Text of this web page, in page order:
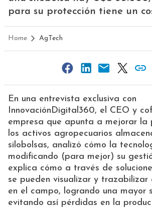
para su protección tiene un
Home AgTech
En una entrevista exclusiva con
InnovaciónDigital360, el CEO y
empresa que apunta a mejorar la
los activos agropecuarios
silobolsas, analizó cómo la
modificando (para mejor) su
explica cómo a través de
se pueden visualizar y trazabilizar
en el campo, logrando una mayor
evitando así pérdidas en la